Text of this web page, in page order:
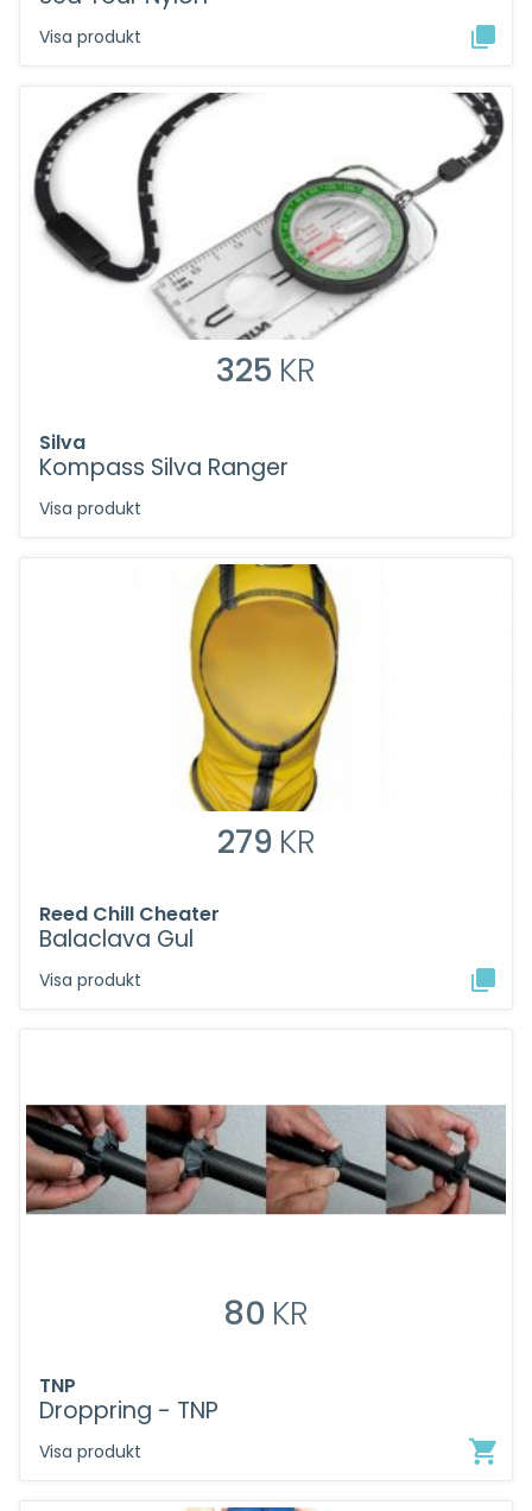
Visa produkt
325 KR
Silva
Kompass Silva Ranger
Visa produkt
279 KR
Reed Chill Cheater
Balaclava Gul
Visa produkt
80 KR
TNP
Droppring - TNP
Visa produkt